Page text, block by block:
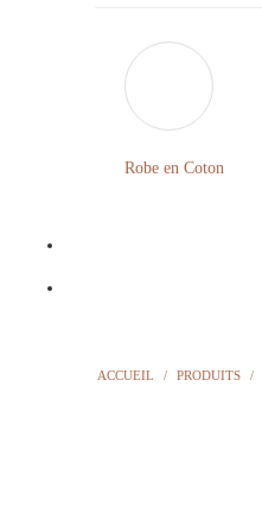
Robe en Coton
ACCUEIL / PRODUITS /